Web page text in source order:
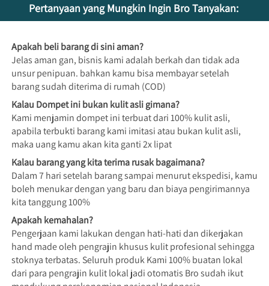
Pertanyaan yang Mungkin Ingin Bro Tanyakan:
Apakah beli barang di sini aman?
Jelas aman gan, bisnis kami adalah berkah dan tidak ada
unsur penipuan. bahkan kamu bisa membayar setelah
barang sudah diterima di rumah (COD)
Kalau Dompet ini bukan kulit asli gimana?
Kami menjamin dompet ini terbuat dari 100% kulit asli,
apabila terbukti barang kami imitasi atau bukan kulit asli,
maka uang kamu akan kita ganti 2x lipat
Kalau barang yang kita terima rusak bagaimana?
Dalam 7 hari setelah barang sampai menurut ekspedisi, kamu
boleh menukar dengan yang baru dan biaya pengirimannya
kita tanggung 100%
Apakah kemahalan?
Pengerjaan kami lakukan dengan hati-hati dan dikerjakan
hand made oleh pengrajin khusus kulit profesional sehingga
stoknya terbatas. Seluruh produk Kami 100% buatan lokal
dari para pengrajin kulit lokal jadi otomatis Bro sudah ikut